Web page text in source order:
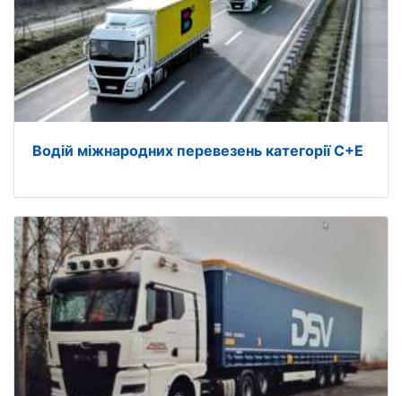
Водiй мiжнародних перевезень категорiї C+E